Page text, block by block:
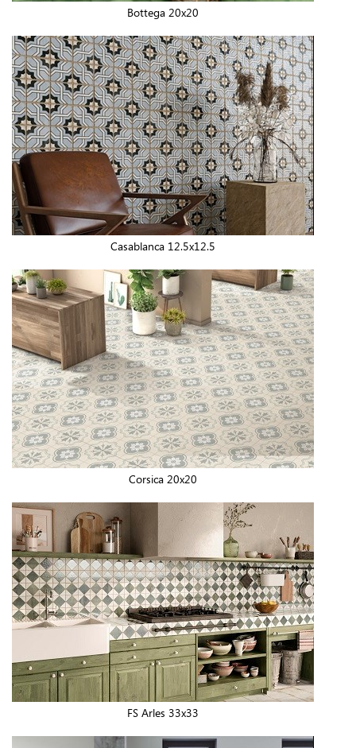
Bottega 20x20
Casablanca 12.5x12.5
Corsica 20x20
FS Arles 33x33